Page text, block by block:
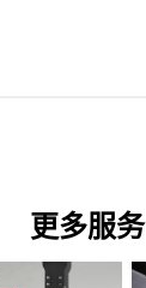
更多服务